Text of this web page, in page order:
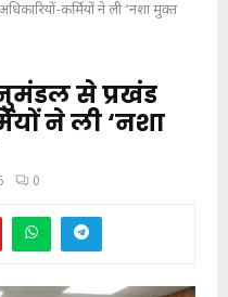
कर्मियों ने ली ‘नशा मुक्त
से प्रखंड
ने ली ‘नशा
0